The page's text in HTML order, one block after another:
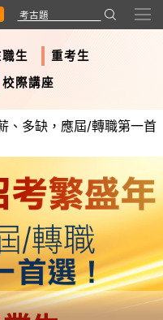
生
重考生
校際講座
、多缺，應屆/轉職第一首